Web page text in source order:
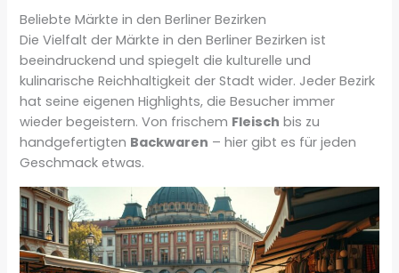
Beliebte Märkte in den Berliner Bezirken
Die Vielfalt der Märkte in den Berliner Bezirken ist
beeindruckend und spiegelt die kulturelle und
kulinarische Reichhaltigkeit der Stadt wider. Jeder Bezirk
hat seine eigenen Highlights, die Besucher immer
wieder begeistern. Von frischem Fleisch bis zu
handgefertigten Backwaren – hier gibt es für jeden
Geschmack etwas.